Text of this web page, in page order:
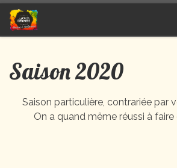
Passer au contenu
Saison 2020
Saison particulière, contrariée par
On a quand même réussi à faire